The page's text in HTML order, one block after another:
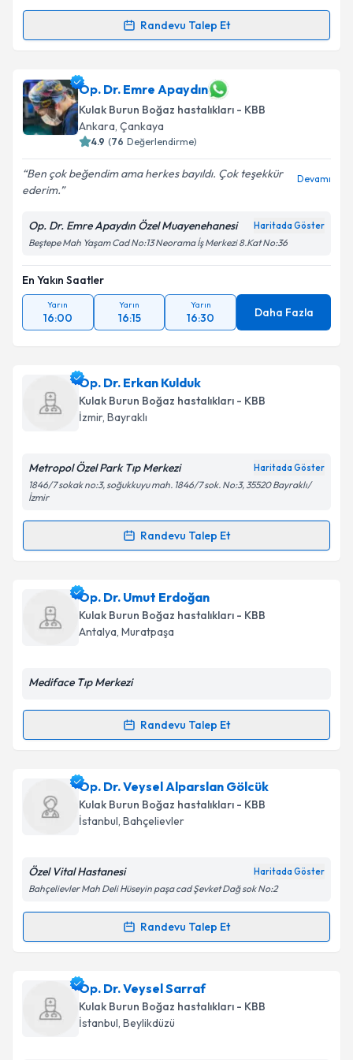
Randevu Talep Et
Randevu Takvimi Talebi
Dr. İsmail Deniziçin randevu takvimi talebi oluşturun.
Size bu uzmandan randevu almanız için bir takvim
hazırlandığında e-posta ile bilgilendireceğiz.
E-posta Adresiniz
Kişisel verilerimin işlenmesine ilişkin
Aydınlatma
Metni'ni okudum ve kişisel verilerimin belirtilen
Takvim Talebini Gönder
Op. Dr. Emre Apaydın
Kulak Burun Boğaz hastalıkları - KBB
Ankara, Çankaya
4.9 (76 Değerlendirme)
Ben çok beğendim ama herkes bayıldı. Çok teşekkür
ederim.
Devamı
Op. Dr. Emre Apaydın Özel Muayenehanesi Haritada Göster
Beştepe Mah Yaşam Cad No:13 Neorama İş Merkezi 8.Kat No:36
En Yakın Saatler
Yarın
16:00
Yarın
16:15
Yarın
16:30 Daha Fazla
Op. Dr. Erkan Kulduk
Kulak Burun Boğaz hastalıkları - KBB
İzmir, Bayraklı
Metropol Özel Park Tıp Merkezi Haritada Göster
1846/7 sokak no:3, soğukkuyu mah. 1846/7 sok. No:3, 35520 Bayraklı/
İzmir
Randevu Talep Et
Randevu Takvimi Talebi
Op. Dr. Erkan Kuldukiçin randevu takvimi talebi
oluşturun. Size bu uzmandan randevu almanız için bir
takvim hazırlandığında e-posta ile bilgilendireceğiz.
Kişisel verilerimin işlenmesine ilişkinAydınlatma
Takvim Talebini Gönder
Op. Dr. Umut Erdoğan
Kulak Burun Boğaz hastalıkları - KBB
Antalya, Muratpaşa
Mediface Tıp Merkezi
Randevu Talep Et
Randevu Takvimi Talebi
Op. Dr. Umut Erdoğaniçin randevu takvimi talebi
oluşturun. Size bu uzmandan randevu almanız için bir
takvim hazırlandığında e-posta ile bilgilendireceğiz.
Kişisel verilerimin işlenmesine ilişkin
Metni'ni okudum ve kişisel verilerimin belirtilen
Takvim Talebini Gönder
Op. Dr. Veysel Alparslan Gölcük
Kulak Burun Boğaz hastalıkları - KBB
İstanbul, Bahçelievler
Özel Vital Hastanesi Haritada Göster
Bahçelievler Mah Deli Hüseyin paşa cad Şevket Dağ sok No:2
Randevu Talep Et
Randevu Takvimi Talebi
Op. Dr. Veysel Alparslan Gölcük
takvimi talebi oluşturun. Size bu uzmandan randevu
almanız için bir takvim hazırlandığında e-posta ile
Op. Dr. Veysel Sarraf
Kulak Burun Boğaz hastalıkları - KBB
İstanbul, Beylikdüzü